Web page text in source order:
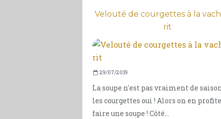
Velouté de courgettes à la
rit
29/07/2019
La soupe n'est pas vraiment de
les courgettes oui ! Alors on en
faire une soupe ! Côté...